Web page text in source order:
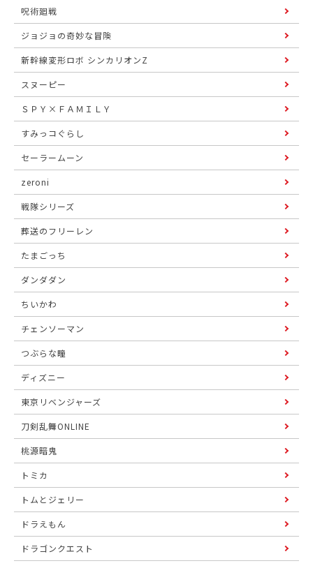
呪術廻戦
ジョジョの奇妙な冒険
新幹線変形ロボ シンカリオンZ
スヌーピー
ＳＰＹ×ＦＡＭＩＬＹ
すみっコぐらし
セーラームーン
zeroni
戦隊シリーズ
葬送のフリーレン
たまごっち
ダンダダン
ちいかわ
チェンソーマン
つぶらな瞳
ディズニー
東京リベンジャーズ
刀剣乱舞ONLINE
桃源暗鬼
トミカ
トムとジェリー
ドラえもん
ドラゴンクエスト